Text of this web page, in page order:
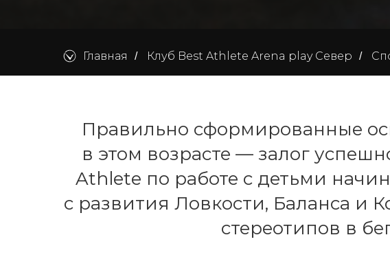
Главная / Клуб Best Athlete Arena play Север /
Правильно сформированные
в этом возрасте — залог
Athlete по работе с детьми
с развития Ловкости, Баланса
стереотипов в